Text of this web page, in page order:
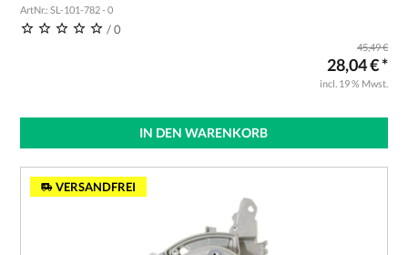
ArtNr.: SL-101-782 - 0
/ 0
45,49 €
28,04 € *
incl. 19 % Mwst.
IN DEN WARENKORB
VERSANDFREI